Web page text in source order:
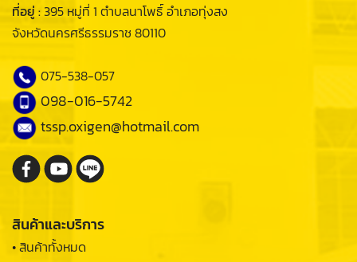
ที่อยู่ :395 หมู่ที่ 1 ตำบลนาโพธิ์ อำเภอทุ่งสง
จังหวัดนครศรีธรรมราช 80110
075-538-057
098-016-5742
tssp.oxigen@hotmail.com
สินค้าและบริการ
• สินค้าทั้งหมด